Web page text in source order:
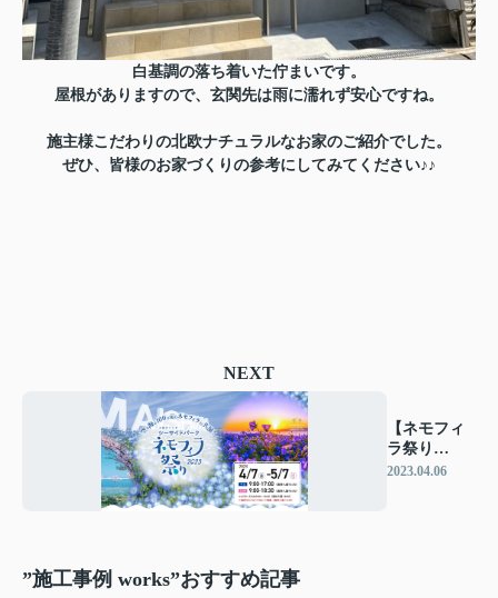
白基調の落ち着いた佇まいです。
屋根がありますので、玄関先は雨に濡れず安心ですね。
施主様こだわりの北欧ナチュラルなお家のご紹介でした。
ぜひ、皆様のお家づくりの参考にしてみてください♪♪
NEXT
【ネモフィ
ラ祭り
2023】開催
2023.04.06
”施工事例 works”おすすめ記事